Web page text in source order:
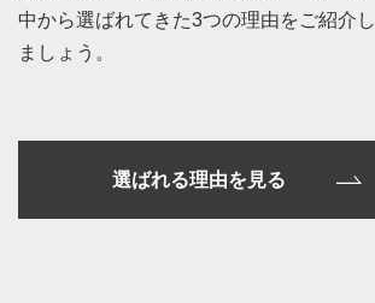
中から選ばれてきた3つの理由をご紹介し
ましょう。
選ばれる理由を見る